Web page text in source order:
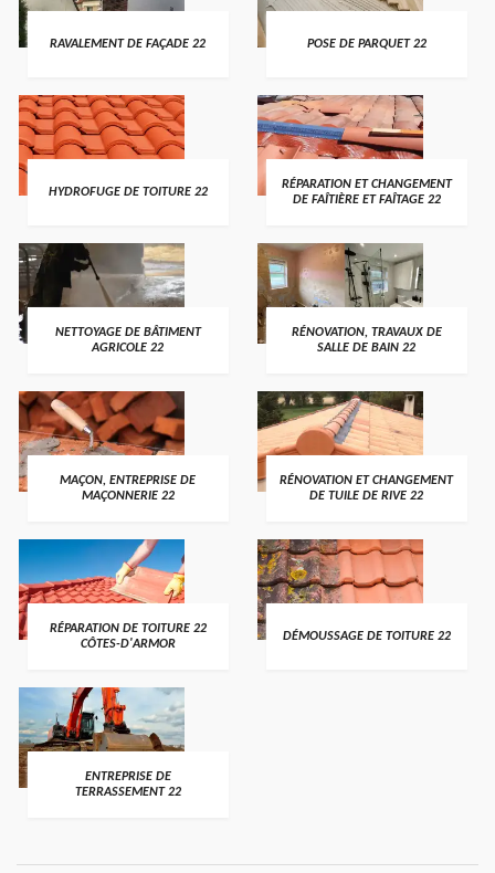
RAVALEMENT DE FAÇADE 22 POSE DE PARQUET 22
HYDROFUGE DE TOITURE 22
RÉPARATION ET CHANGEMENT
DE FAÎTIÈRE ET FAÎTAGE 22
NETTOYAGE DE BÂTIMENT
AGRICOLE 22
RÉNOVATION, TRAVAUX DE
SALLE DE BAIN 22
MAÇON, ENTREPRISE DE
MAÇONNERIE 22
RÉNOVATION ET CHANGEMENT
DE TUILE DE RIVE 22
RÉPARATION DE TOITURE 22
CÔTES-D'ARMOR
DÉMOUSSAGE DE TOITURE 22
ENTREPRISE DE
TERRASSEMENT 22